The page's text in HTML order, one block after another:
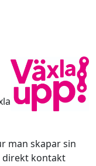
man skapar sin
direkt kontakt